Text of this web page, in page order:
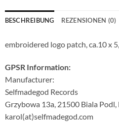
BESCHREIBUNG REZENSIONEN (0)
embroidered logo patch, ca.10 x
GPSR Information:
Manufacturer:
Selfmadegod Records
Grzybowa 13a, 21500 Biala Podl,
karol(at)selfmadegod.com